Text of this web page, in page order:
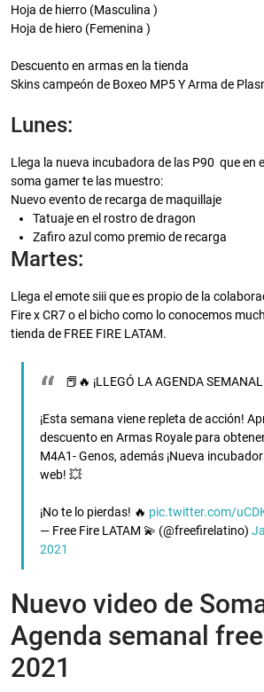
Hoja de hierro (Masculina )
Hoja de hiero (Femenina )
Descuento en armas en la tienda
Skins campeón de Boxeo MP5 Y Arma de
Lunes:
Llega la nueva incubadora de las P90 que en
soma gamer te las muestro:
Nuevo evento de recarga de maquillaje
Tatuaje en el rostro de dragon
Zafiro azul como premio de recarga
Martes:
Llega el emote siii que es propio de la
Fire x CR7 o el bicho como lo conocemos
tienda de FREE FIRE LATAM.
📕🔥 ¡LLEGÓ LA AGENDA
¡Esta semana viene repleta de acción!
descuento en Armas Royale para
M4A1- Genos, además ¡Nueva
web! 💥
¡No te lo pierdas! 🔥 pic.twitter.com/
— Free Fire LATAM 💫 (@freefirelatino)
2021
Nuevo video de
Agenda semanal
2021